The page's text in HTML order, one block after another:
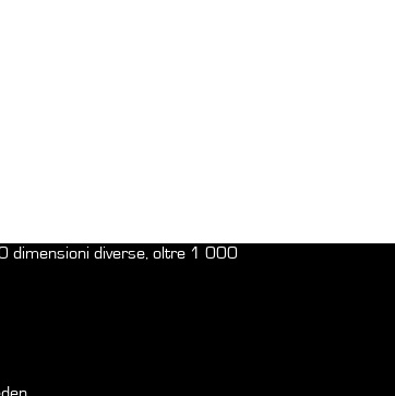
dimensioni diverse, oltre 1 000